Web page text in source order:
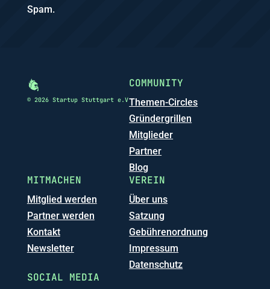
Spam.
© 2026 Startup Stuttgart e.V
COMMUNITY
Themen-Circles
Gründergrillen
Mitglieder
Partner
Blog
MITMACHEN
Mitglied werden
Partner werden
Kontakt
Newsletter
VEREIN
Über uns
Satzung
Gebührenordnung
Impressum
Datenschutz
SOCIAL MEDIA